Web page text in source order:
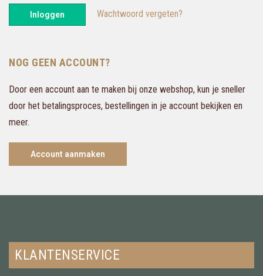
Inloggen Wachtwoord vergeten?
NOG GEEN ACCOUNT?
Door een account aan te maken bij onze webshop, kun je sneller
door het betalingsproces, bestellingen in je account bekijken en
meer.
Account aanmaken
KLANTENSERVICE